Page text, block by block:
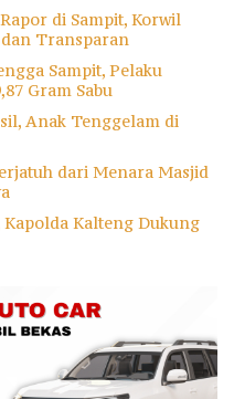
di Sampit, Korwil
dan Transparan
Sampit, Pelaku
Gram Sabu
Anak Tenggelam di
dari Menara Masjid
Kalteng Dukung